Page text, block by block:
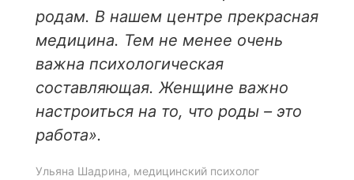
родам. В нашем центре прекрасная
медицина. Тем не менее очень
важна психологическая
составляющая. Женщине важно
настроиться на то, что роды – это
работа».
Ульяна Шадрина, медицинский психолог